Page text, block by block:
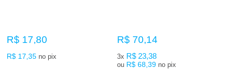
R$ 17,80
R$ 17,35 no pix
R$ 70,14
3x R$ 23,38
ou R$ 68,39 no pix